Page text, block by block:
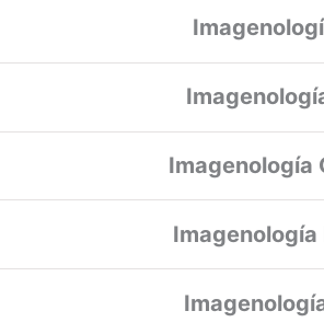
Imagenología
Imagenología